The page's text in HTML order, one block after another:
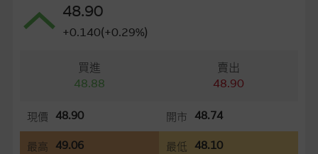
48.90
+0.140(+0.29%)
買進
48.88
賣出
48.90
現價 48.90 開市 48.74
最高 49.06 最低 48.10
供。惟麥格理集團並無核實所有網站內容，故就閣下的目的而
言，網站內容可能未必完整或準確。麥格理集團不會，亦沒有義
容所載的意見、預測及其他資料可予更改或刪除，而毋須作出通
任何指示價格報價、公開資料或分析是基於我們相信的假設及參
數而預備的，不構成我們提出的意見。所用假設及參數並非唯一
可以合理選擇到的，因此並不保證該類報價單、公開資料或分析